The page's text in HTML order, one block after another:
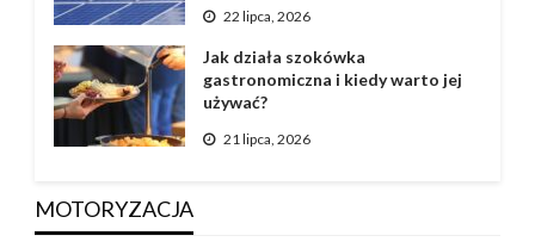
22 lipca, 2026
Jak działa szokówka
gastronomiczna i kiedy warto jej
używać?
21 lipca, 2026
MOTORYZACJA